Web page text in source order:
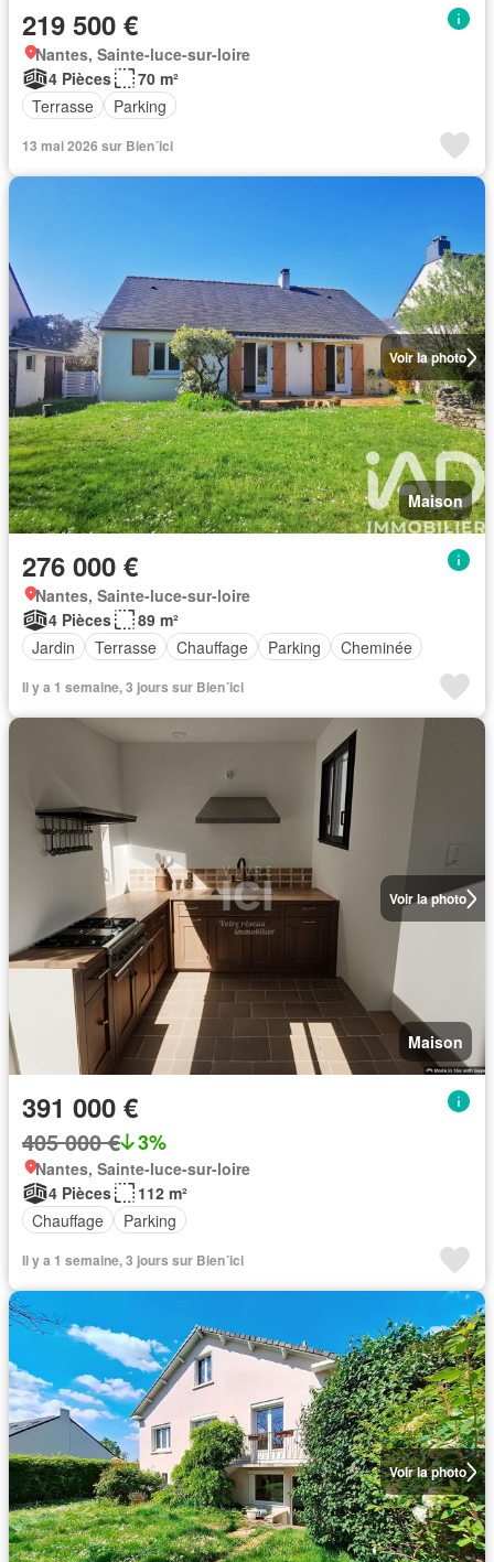
219 500 €
Nantes, Sainte-luce-sur-loire
4 Pièces
70 m²
Terrasse
Parking
13 mai 2026 sur Bien´ici
Voir la photo
Maison
276 000 €
Nantes, Sainte-luce-sur-loire
4 Pièces
89 m²
Jardin
Terrasse Chauffage Parking Cheminée
Il y a 1 semaine, 3 jours sur Bien´ici
Voir la photo
Maison
391 000 €
405 000 € 3%
Nantes, Sainte-luce-sur-loire
4 Pièces
112 m²
Chauffage
Parking
Il y a 1 semaine, 3 jours sur Bien´ici
Voir la photo